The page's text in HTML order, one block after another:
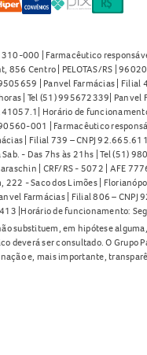
000 | Farmacêutico
Centro | PELOTAS/RS |
| Panvel Farmácias |
| Tel (51) 995672339|
Horário de
001 | Farmacêutico
| Filial 739 – CNPJ
- Das 7hs às 21hs | Tel (51)
| CRF/RS - 5072 | AFE
- Saco dos Limões |
Farmácias | Filial 806 –
|Horário de funcionamento:
substituem, em hipótese
ser consultado. O Grupo
e, mais importante,